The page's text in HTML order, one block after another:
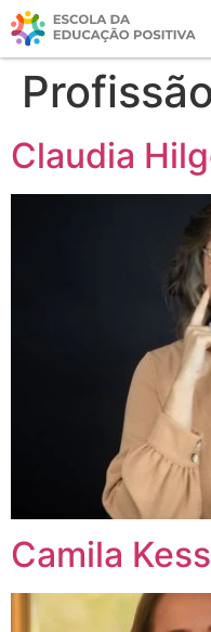
Claudia
Camila